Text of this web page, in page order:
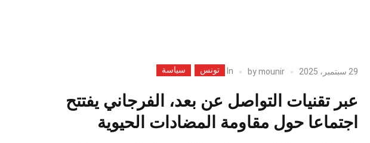
29 سبتمبر، 2025 bymounir
In تونس سياسة
عبر تقنيات التواصل عن بعد، الفرجاني يفتتح
اجتماعا حول مقاومة المضادات الحيوية